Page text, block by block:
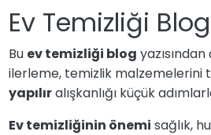
Ev Temizliği
Bu ev temizliği blog
ilerleme, temizlik malzemelerini
yapılıralışkanlığı küçük
Ev temizliğinin önemi sağlık,